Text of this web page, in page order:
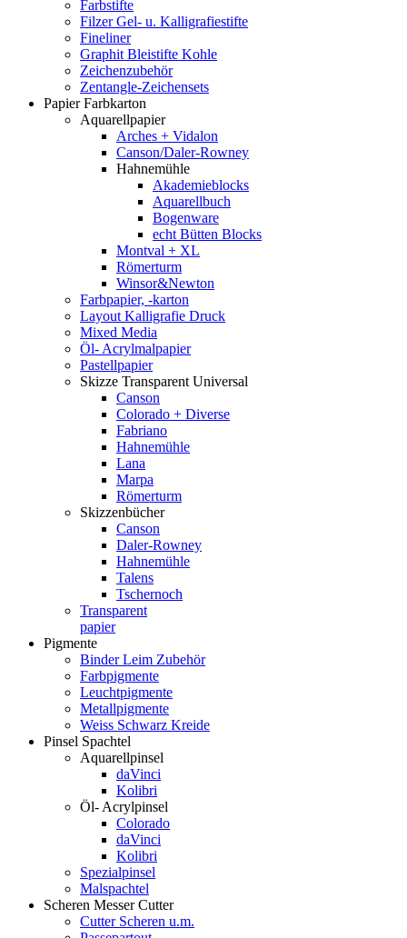
Farbstifte
Filzer Gel- u. Kalligrafiestifte
Fineliner
Graphit Bleistifte Kohle
Zeichenzubehör
Zentangle-Zeichensets
Papier Farbkarton
Aquarellpapier
Arches + Vidalon
Canson/Daler-Rowney
Hahnemühle
Akademieblocks
Aquarellbuch
Bogenware
echt Bütten Blocks
Montval + XL
Römerturm
Winsor&Newton
Farbpapier, -karton
Layout Kalligrafie Druck
Mixed Media
Öl- Acrylmalpapier
Pastellpapier
Skizze Transparent Universal
Canson
Colorado + Diverse
Fabriano
Hahnemühle
Lana
Marpa
Römerturm
Skizzenbücher
Canson
Daler-Rowney
Hahnemühle
Talens
Tschernoch
Transparent
papier
Pigmente
Binder Leim Zubehör
Farbpigmente
Leuchtpigmente
Metallpigmente
Weiss Schwarz Kreide
Pinsel Spachtel
Aquarellpinsel
daVinci
Kolibri
Öl- Acrylpinsel
Colorado
daVinci
Kolibri
Spezialpinsel
Malspachtel
Scheren Messer Cutter
Cutter Scheren u.m.